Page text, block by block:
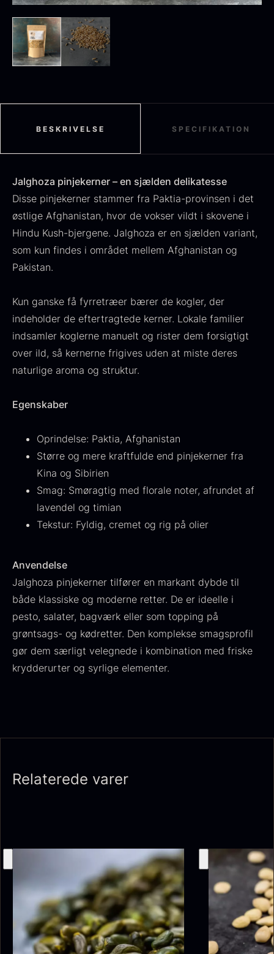
Fra125,00 kr.
TILBUD
Oscietra - Dieckmann &
Fra224,00 kr.Original
price
224,00 .
106,25 kr.Current
price
106,25 .
På lager
På lager
380,00 kr.
På lager
Fra
På lager
Gaveæske til skeer inkl.
caviar dåseåbner
Fra439,00 kr.
Fra 312,00
På lager
På lager
BESKRIVELSE SPECIFIKATION
Jalghoza pinjekerner – en sjælden delikatesse
Disse pinjekerner stammer fra Paktia-provinsen i det
østlige Afghanistan, hvor de vokser vildt i skovene i
Hindu Kush-bjergene. Jalghoza er en sjælden variant,
som kun findes i området mellem Afghanistan og
Pakistan.
Kun ganske få fyrretræer bærer de kogler, der
indeholder de eftertragtede kerner. Lokale familier
indsamler koglerne manuelt og rister dem forsigtigt
over ild, så kernerne frigives uden at miste deres
naturlige aroma og struktur.
Egenskaber
Oprindelse: Paktia, Afghanistan
Større og mere kraftfulde end pinjekerner fra
Kina og Sibirien
Smag: Smøragtig med florale noter, afrundet af
lavendel og timian
Tekstur: Fyldig, cremet og rig på olier
Anvendelse
Jalghoza pinjekerner tilfører en markant dybde til
både klassiske og moderne retter. De er ideelle i
pesto, salater, bagværk eller som topping på
grøntsags- og kødretter. Den komplekse smagsprofil
gør dem særligt velegnede i kombination med friske
krydderurter og syrlige elementer.
Relaterede varer